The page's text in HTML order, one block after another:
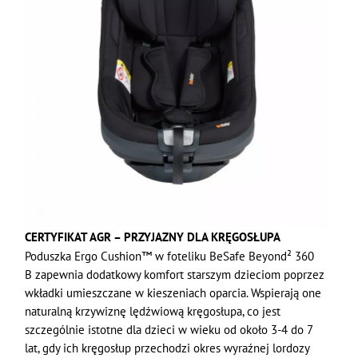
CERTYFIKAT AGR – PRZYJAZNY DLA KRĘGOSŁUPA
Poduszka Ergo Cushion™ w foteliku BeSafe Beyond² 360
B zapewnia dodatkowy komfort starszym dzieciom poprzez
wkładki umieszczane w kieszeniach oparcia. Wspierają one
naturalną krzywiznę lędźwiową kręgosłupa, co jest
szczególnie istotne dla dzieci w wieku od około 3-4 do 7
lat, gdy ich kręgosłup przechodzi okres wyraźnej lordozy